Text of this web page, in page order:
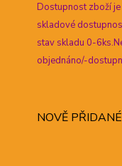
Dostupnost zboží
skladové
stav skladu 0-
objednáno/-
NOVĚ